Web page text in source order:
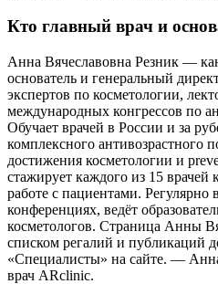
Кто главный врач и
Анна Вячеславовна Резник —
основатель и генеральный
экспертов по косметологии,
международных конгрессов по
Обучает врачей в России и за
комплексного антивозрастного
достижения косметологии и
стажирует каждого из 15
работе с пациентами.
конференциях, ведёт
косметологов. Страница Анны
списком регалий и публикаций
«Специалисты» на сайте. —
врач ARclinic.